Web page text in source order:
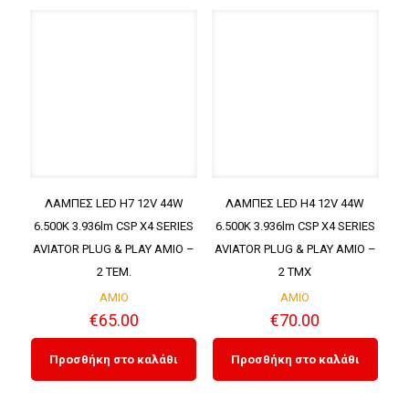
ΛΑΜΠΕΣ LED H7 12V 44W
6.500K 3.936lm CSP X4 SERIES
AVIATOR PLUG & PLAY ΑΜΙΟ –
2 ΤΕΜ.
AMIO
€65.00
Προσθήκη στο καλάθι
ΛΑΜΠΕΣ LED H4 12V 44W
6.500K 3.936lm CSP X4 SERIES
AVIATOR PLUG & PLAY ΑΜΙΟ –
2 ΤMX
AMIO
€70.00
Προσθήκη στο καλάθι